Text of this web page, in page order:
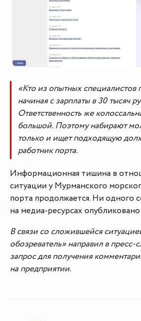
«Кто из опытных специалистов
начиная с зарплаты в 30 тысяч
Ответственность же
большой. Поэтому набирают
только и ищет подходящую
работник порта.
Информационная тишина в
ситуации у Мурманского
порта продолжается. Ни одного
на медиа-ресурсах
В связи со сложившейся
обозреватель» направил в
запрос для получения
на предприятии.